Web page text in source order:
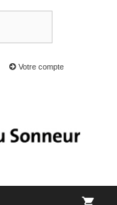
Votre compte